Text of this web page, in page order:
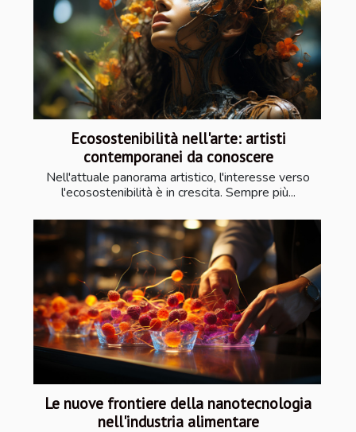
Ecosostenibilità nell'arte: artisti
contemporanei da conoscere
Nell'attuale panorama artistico, l'interesse verso
l'ecosostenibilità è in crescita. Sempre più...
Le nuove frontiere della nanotecnologia
nell'industria alimentare